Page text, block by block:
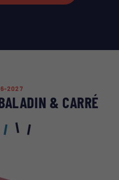
2027
& CARRÉ